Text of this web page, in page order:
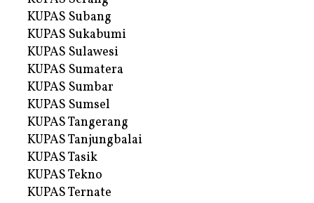
KUPAS Subang
KUPAS Sukabumi
KUPAS Sulawesi
KUPAS Sumatera
KUPAS Sumbar
KUPAS Sumsel
KUPAS Tangerang
KUPAS Tanjungbalai
KUPAS Tasik
KUPAS Tekno
KUPAS Ternate